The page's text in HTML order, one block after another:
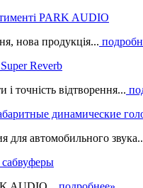
PARK AUDIO
нова продукцiя...
Reverb
і точність відтворення...
динамические
для автомобильного